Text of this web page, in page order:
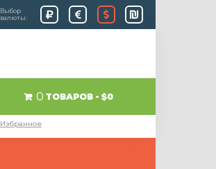
Выбор
валюты:
0 ТОВАРОВ $0
Избранное